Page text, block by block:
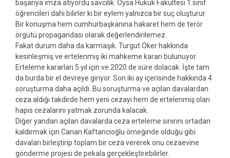
başarıya imza atıyordu savcılık. Oysa Hukuk Fakültesi 1.sınıf
öğrencileri dahi bilirler ki bir eylem yalnızca bir suç oluşturur.
Bir konuşma hem cumhurbaşkanına hakaret hem de terör
örgütü propagandası olarak değerlendirilemez.
Fakat durum daha da karmaşık. Turgut Öker hakkında
kesinleşmiş ve ertelenmiş iki mahkeme kararı bulunuyor.
Erteleme kararları 5 yıl için ve 2020 de süre dolacak. İşte tam
da burda bir el devreye giriyor. Son iki ay içerisinde hakkında 4
soruşturma daha açıldı. Bu soruşturma ve açılan davalardan
ceza aldığı takdirde hem yeni cezayı hem de ertelenmiş olan
hapis cezalarını yatmak zorunda kalacak.
Diğer yandan açılan davalarda ceza erteleme sınırını ortadan
kaldırmak için Canan Kaftancıoğlu örneğinde olduğu gibi
davaları birleştirip toplam bir ceza vererek onu cezaevine
gönderme projesi de pekala gerçekleştirebilirler.